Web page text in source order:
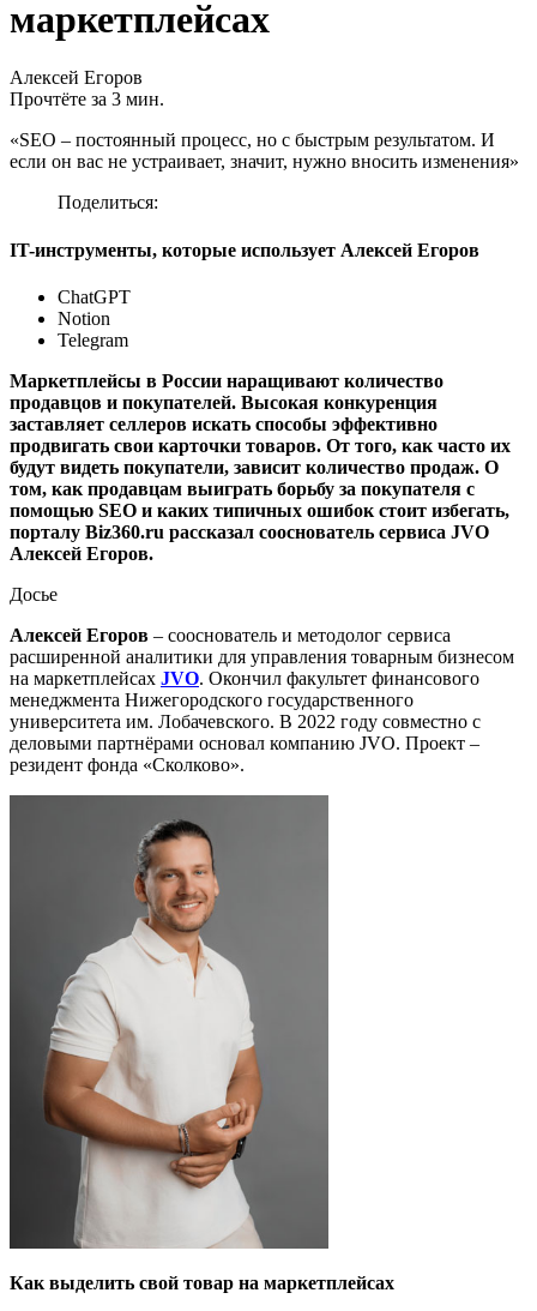
маркетплейсах
Алексей Егоров
Прочтёте за 3 мин.
«SEO – постоянный процесс, но с быстрым результатом. И
если он вас не устраивает, значит, нужно вносить изменения»
Поделиться:
IT-инструменты, которые использует Алексей Егоров
ChatGPT
Notion
Telegram
Маркетплейсы в России наращивают количество
продавцов и покупателей. Высокая конкуренция
заставляет селлеров искать способы эффективно
продвигать свои карточки товаров. От того, как часто их
будут видеть покупатели, зависит количество продаж. О
том, как продавцам выиграть борьбу за покупателя с
помощью SEO и каких типичных ошибок стоит избегать,
порталу Biz360.ru рассказал сооснователь сервиса JVO
Алексей Егоров.
Досье
Алексей Егоров – сооснователь и методолог сервиса
расширенной аналитики для управления товарным бизнесом
на маркетплейсах JVO. Окончил факультет финансового
менеджмента Нижегородского государственного
университета им. Лобачевского. В 2022 году совместно с
деловыми партнёрами основал компанию JVO. Проект –
резидент фонда «Сколково».
Как выделить свой товар на маркетплейсах